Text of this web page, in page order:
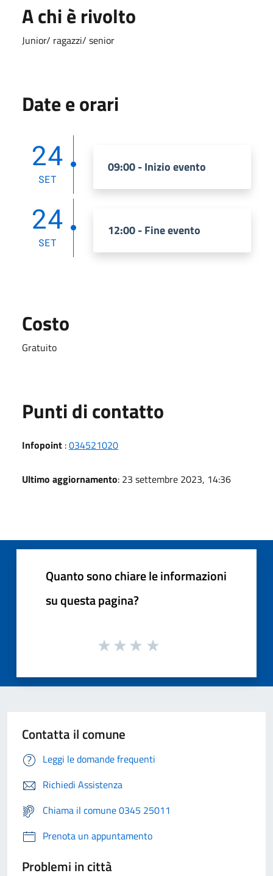
A chi è rivolto
Junior/ ragazzi/ senior
Date e orari
24
SET
09:00 - Inizio evento
24
SET
12:00 - Fine evento
Costo
Gratuito
Punti di contatto
Infopoint :034521020
Ultimo aggiornamento: 23 settembre 2023, 14:36
Quanto sono chiare le informazioni
su questa pagina?
Contatta il comune
Leggi le domande frequenti
Richiedi Assistenza
Chiama il comune 0345 25011
Prenota un appuntamento
Problemi in città